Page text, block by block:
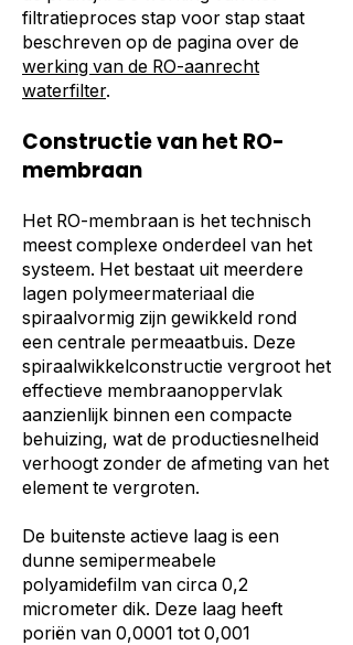
filtratieproces stap voor stap staat
beschreven op de pagina over de
werking van de RO-aanrecht
waterfilter.
Constructie van het RO-
membraan
Het RO-membraan is het technisch
meest complexe onderdeel van het
systeem. Het bestaat uit meerdere
lagen polymeermateriaal die
spiraalvormig zijn gewikkeld rond
een centrale permeaatbuis. Deze
spiraalwikkelconstructie vergroot het
effectieve membraanoppervlak
aanzienlijk binnen een compacte
behuizing, wat de productiesnelheid
verhoogt zonder de afmeting van het
element te vergroten.
De buitenste actieve laag is een
dunne semipermeabele
polyamidefilm van circa 0,2
micrometer dik. Deze laag heeft
poriën van 0,0001 tot 0,001